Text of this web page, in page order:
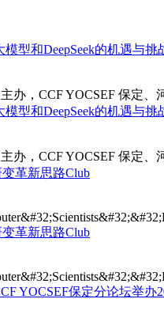
型和DeepSeek的机遇与挑
办，CCF YOCSEF 保定、
型和DeepSeek的机遇与挑
办，CCF YOCSEF 保定、
变革新思路Club
变革新思路Club
YOCSEF保定分论坛举办